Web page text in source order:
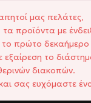
μας πελάτες,
προϊόντα με
πρώτο δεκαήμερο
το
διακοπών.
σας ευχόμαστε